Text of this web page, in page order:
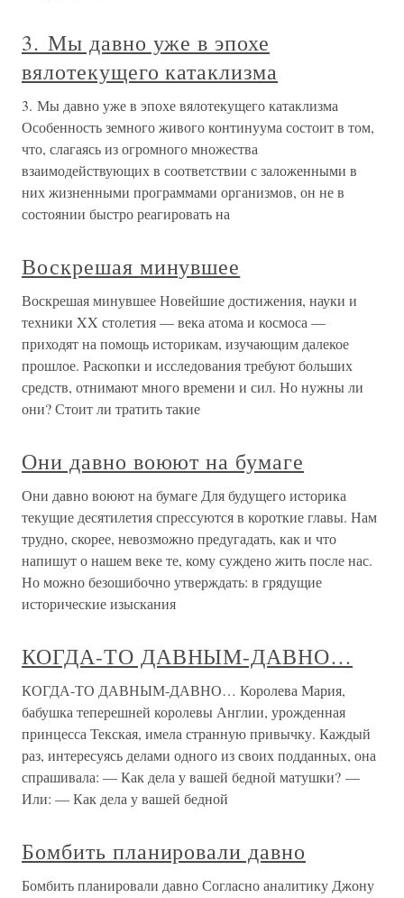
3. Мы давно уже в эпохе
вялотекущего катаклизма
3. Мы давно уже в эпохе вялотекущего катаклизма
Особенность земного живого континуума состоит в том,
что, слагаясь из огромного множества
взаимодействующих в соответствии с заложенными в
них жизненными программами организмов, он не в
состоянии быстро реагировать на
Воскрешая минувшее
Воскрешая минувшее Новейшие достижения, науки и
техники XX столетия — века атома и космоса —
приходят на помощь историкам, изучающим далекое
прошлое. Раскопки и исследования требуют больших
средств, отнимают много времени и сил. Но нужны ли
они? Стоит ли тратить такие
Они давно воюют на бумаге
Они давно воюют на бумаге Для будущего историка
текущие десятилетия спрессуются в короткие главы. Нам
трудно, скорее, невозможно предугадать, как и что
напишут о нашем веке те, кому суждено жить после нас.
Но можно безошибочно утверждать: в грядущие
исторические изыскания
КОГДА-ТО ДАВНЫМ-ДАВНО…
КОГДА-ТО ДАВНЫМ-ДАВНО… Королева Мария,
бабушка теперешней королевы Англии, урожденная
принцесса Текская, имела странную привычку. Каждый
раз, интересуясь делами одного из своих подданных, она
спрашивала: — Как дела у вашей бедной матушки? —
Или: — Как дела у вашей бедной
Бомбить планировали давно
Бомбить планировали давно Согласно аналитику Джону